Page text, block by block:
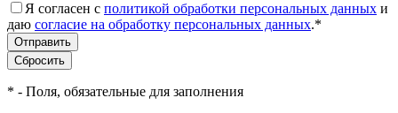
Я согласен с политикой обработки персональных данных и
даю согласие на обработку персональных данных.*
* - Поля, обязательные для заполнения